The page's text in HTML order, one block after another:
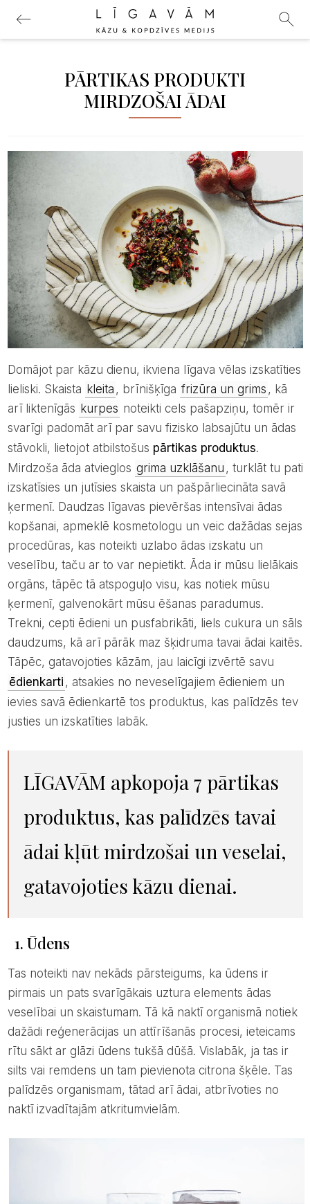
PĀRTIKAS PRODUKTI
MIRDZOŠAI ĀDAI
Domājot par kāzu dienu, ikviena līgava vēlas izskatīties
lieliski. Skaista kleita , brīnišķīga frizūra un grims , kā
arī liktenīgās kurpes noteikti cels pašapziņu, tomēr ir
svarīgi padomāt arī par savu fizisko labsajūtu un ādas
stāvokli, lietojot atbilstošus pārtikas produktus.
Mirdzoša āda atvieglos grima uzklāšanu , turklāt tu pati
izskatīsies un jutīsies skaista un pašpārliecināta savā
ķermenī. Daudzas līgavas pievēršas intensīvai ādas
kopšanai, apmeklē kosmetologu un veic dažādas sejas
procedūras, kas noteikti uzlabo ādas izskatu un
veselību, taču ar to var nepietikt. Āda ir mūsu lielākais
orgāns, tāpēc tā atspoguļo visu, kas notiek mūsu
ķermenī, galvenokārt mūsu ēšanas paradumus.
Trekni, cepti ēdieni un pusfabrikāti, liels cukura un sāls
daudzums, kā arī pārāk maz šķidruma tavai ādai kaitēs.
Tāpēc, gatavojoties kāzām, jau laicīgi izvērtē savu
ēdienkarti , atsakies no neveselīgajiem ēdieniem un
ievies savā ēdienkartē tos produktus, kas palīdzēs tev
justies un izskatīties labāk.
LĪGAVĀM apkopoja 7 pārtikas
produktus, kas palīdzēs tavai
ādai kļūt mirdzošai un veselai,
gatavojoties kāzu dienai.
1. Ūdens
Tas noteikti nav nekāds pārsteigums, ka ūdens ir
pirmais un pats svarīgākais uztura elements ādas
veselībai un skaistumam. Tā kā naktī organismā notiek
dažādi reģenerācijas un attīrīšanās procesi, ieteicams
rītu sākt ar glāzi ūdens tukšā dūšā. Vislabāk, ja tas ir
silts vai remdens un tam pievienota citrona šķēle. Tas
palīdzēs organismam, tātad arī ādai, atbrīvoties no
naktī izvadītajām atkritumvielām.